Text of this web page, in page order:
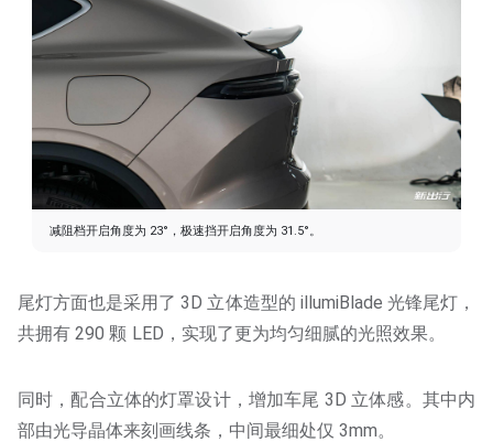
减阻档开启角度为 23°，极速挡开启角度为 31.5°。
尾灯方面也是采用了 3D 立体造型的 illumiBlade 光锋尾灯，
共拥有 290 颗 LED，实现了更为均匀细腻的光照效果。
同时，配合立体的灯罩设计，增加车尾 3D 立体感。其中内
部由光导晶体来刻画线条，中间最细处仅 3mm。